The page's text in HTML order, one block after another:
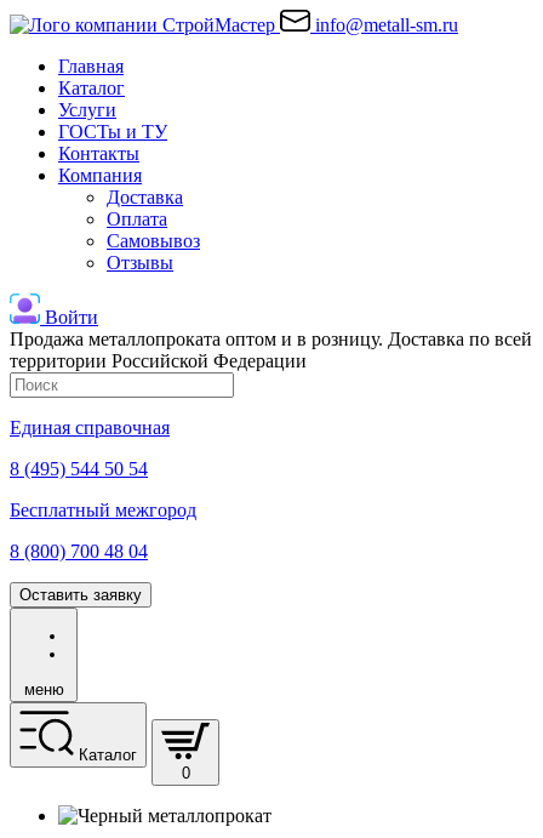
info@metall-sm.ru
Главная
Каталог
Услуги
ГОСТы и ТУ
Контакты
Компания
Доставка
Оплата
Самовывоз
Отзывы
Войти
Продажа металлопроката оптом и в розницу. Доставка по всей
территории Российской Федерации
Единая справочная
8 (495) 544 50 54
Бесплатный межгород
8 (800) 700 48 04
Оставить заявку
меню
Каталог
0